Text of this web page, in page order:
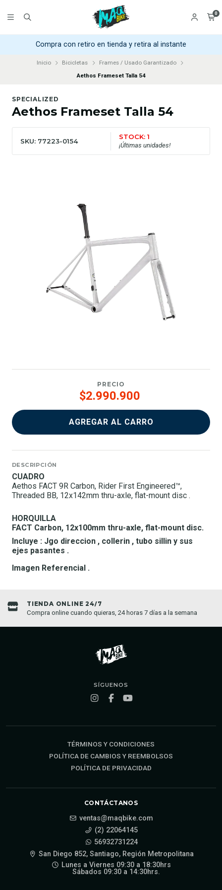
0
Compra con retiro en tienda y retira al instante
Inicio Bicicletas
Frames / Usado Garantizado
Aethos Frameset Talla 54
SPECIALIZED
Aethos Frameset Talla 54
SKU: 77223-0154
STOCK: 1
¡Últimas unidades!
PRECIO
$2.990.900
AGREGAR AL CARRO
DESCRIPCIÓN
CUADRO
Aethos FACT 9R Carbon, Rider First Engineered™,
Threaded BB, 12x142mm thru-axle, flat-mount disc .
HORQUILLA
FACT Carbon, 12x100mm thru-axle, flat-mount disc.
Incluye : Jgo direccion , collerin , tubo sillin y sus
ejes pasantes .
Imagen Referencial .
TIENDA ONLINE 24/7
Compra online cuando quieras, 24 horas 7 días a la semana
SÍGUENOS
TÉRMINOS Y CONDICIONES
POLÍTICA DE CAMBIOS Y REEMBOLSOS
POLÍTICA DE PRIVACIDAD
CONTÁCTANOS
ventas@maqbike.com
(2) 22064145
56932731224
San Diego 852, Santiago, Región Metropolitana
Lunes a Viernes 09:30 a 18:30hrs
Sábados 09:30 a 14:30hrs.